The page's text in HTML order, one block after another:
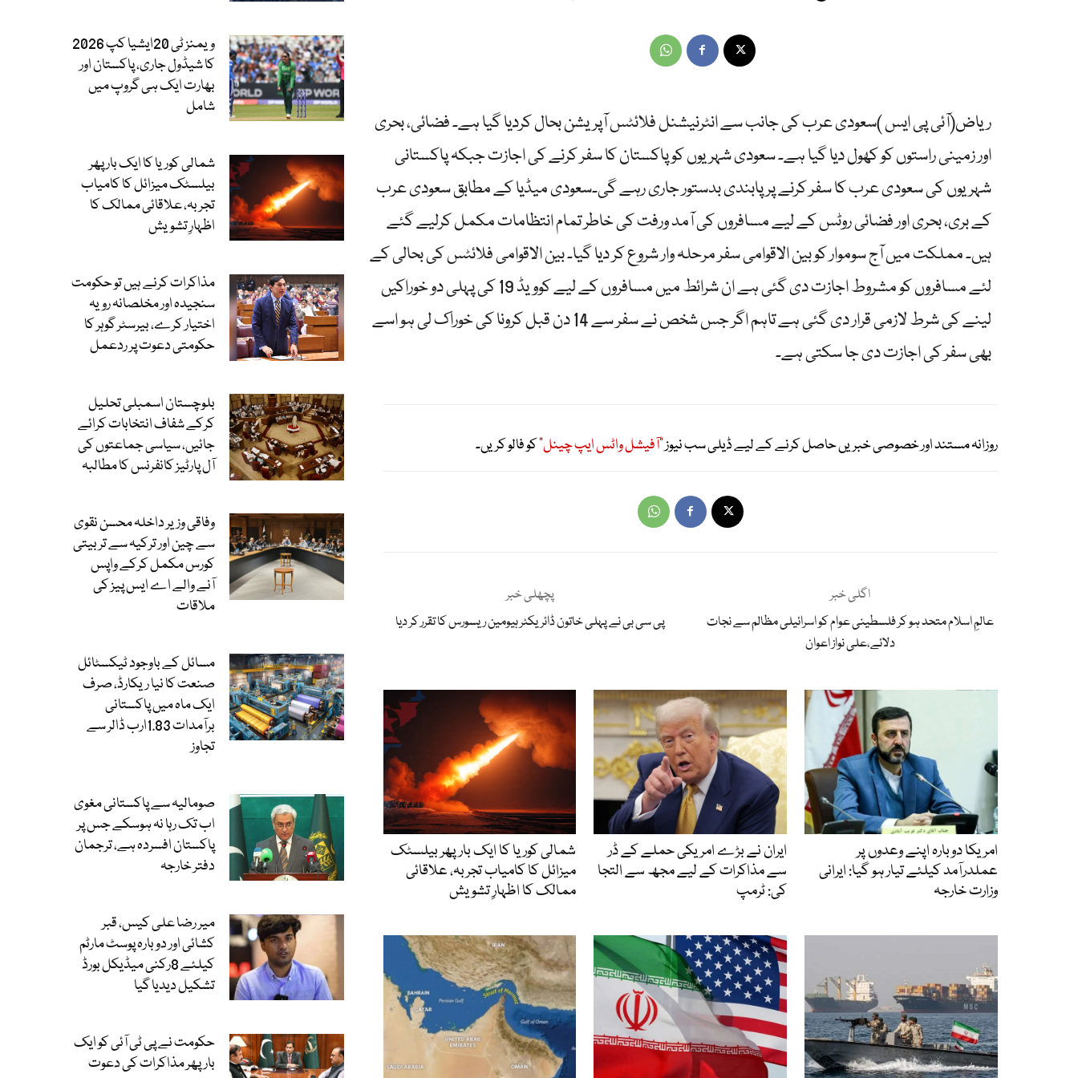
ویمنز ٹی 20ایشیا کپ 2026
کا شیڈول جاری، پاکستان اور
بھارت ایک ہی گروپ میں
شامل
شمالی کوریا کا ایک بار پھر
بیلسٹک میزائل کا کامیاب
تجربہ، علاقائی ممالک کا
اظہارِ تشویش
مذاکرات کرنے ہیں تو حکومت
سنجیدہ اور مخلصانہ رویہ
اختیار کرے، بیرسٹر گوہر کا
حکومتی دعوت پر ردعمل
بلوچستان اسمبلی تحلیل
کرکے شفاف انتخابات کرائے
جائیں، سیاسی جماعتوں کی
آل پارٹیز کانفرنس کا مطالبہ
وفاقی وزیر داخلہ محسن نقوی
سے چین اور ترکیہ سے تربیتی
کورس مکمل کرکے واپس
آنے والے اے ایس پیز کی
ملاقات
مسائل کے باوجود ٹیکسٹائل
صنعت کا نیا ریکارڈ، صرف
ایک ماہ میں پاکستانی
برآمدات 1.83ارب ڈالر سے
تجاوز
صومالیہ سے پاکستانی مغوی
اب تک رہا نہ ہوسکے جس پر
پاکستان افسردہ ہے، ترجمان
دفتر خارجہ
میر رضا علی کیس، قبر
کشائی اور دوبارہ پوسٹ مارٹم
کیلئے 8رکنی میڈیکل بورڈ
تشکیل دیدیا گیا
حکومت نے پی ٹی آئی کو ایک
بارپھر مذاکرات کی دعوت
ریاض(آئی پی ایس )سعودی عرب کی جانب سے انٹرنیشنل فلائٹس آپریشن بحال کردیا گیا ہے۔ فضائی، بحری
اور زمینی راستوں کو کھول دیا گیا ہے۔ سعودی شہریوں کو پاکستان کا سفر کرنے کی اجازت جبکہ پاکستانی
شہریوں کی سعودی عرب کا سفر کرنے پر پابندی بدستور جاری رہے گی۔سعودی میڈیا کے مطابق سعودی عرب
کے بری، بحری اور فضائی روٹس کے لیے مسافروں کی آمد ورفت کی خاطر تمام انتظامات مکمل کرلیے گئے
ہیں۔ مملکت میں آج سوموار کو بین الاقوامی سفر مرحلہ وار شروع کر دیا گیا۔ بین الاقوامی فلائٹس کی بحالی کے
لئے مسافروں کو مشروط اجازت دی گئی ہے ان شرائط میں مسافروں کے لیے کوویڈ 19 کی پہلی دو خوراکیں
لینے کی شرط لازمی قرار دی گئی ہے تاہم اگر جس شخص نے سفر سے 14 دن قبل کرونا کی خوراک لی ہو اسے
بھی سفر کی اجازت دی جا سکتی ہے۔
روزانہ مستند اور خصوصی خبریں حاصل کرنے کے لیے ڈیلی سب نیوز"آفیشل واٹس ایپ چینل"کو فالو کریں۔
پچھلی خبر
پی سی بی نے پہلی خاتون ڈائریکٹر ہیومین ریسورس کا تقرر کر دیا
اگلی خبر
عالمِ اسلام متحد ہو کر فلسطینی عوام کو اسرائیلی مظالم سے نجات
دلائے،علی نواز اعوان
شمالی کوریا کا ایک بار پھر بیلسٹک
میزائل کا کامیاب تجربہ، علاقائی
ممالک کا اظہارِ تشویش
ایران نے بڑے امریکی حملے کے ڈر
سے مذاکرات کے لیے مجھ سے التجا
کی: ٹرمپ
امریکا دوبارہ اپنے وعدوں پر
عملدرآمد کیلئے تیار ہو گیا: ایرانی
وزارت خارجہ